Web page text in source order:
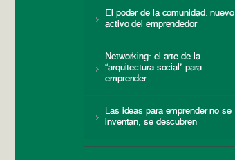
El poder de la comunidad: nuevo
activo del emprendedor
Networking: el arte de la
“arquitectura social” para
emprender
Las ideas para emprender no se
inventan, se descubren